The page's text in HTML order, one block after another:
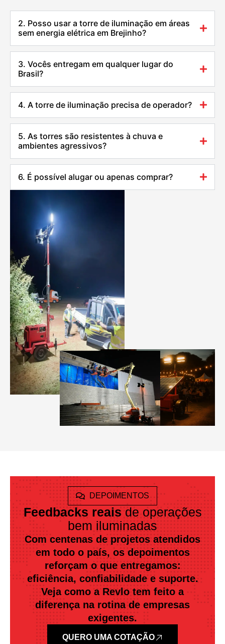
2. Posso usar a torre de iluminação em áreas
sem energia elétrica em Brejinho?
3. Vocês entregam em qualquer lugar do
Brasil?
4. A torre de iluminação precisa de operador?
5. As torres são resistentes à chuva e
ambientes agressivos?
6. É possível alugar ou apenas comprar?
DEPOIMENTOS
Feedbacks reaisde operações
bem iluminadas
Com centenas de projetos atendidos
em todo o país, os depoimentos
reforçam o que entregamos:
eficiência, confiabilidade e suporte.
Veja como a Revlo tem feito a
diferença na rotina de empresas
exigentes.
QUERO UMA COTAÇÃO